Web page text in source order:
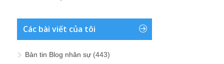
Các bài viết của tôi
Bản tin Blog nhân sự (443)